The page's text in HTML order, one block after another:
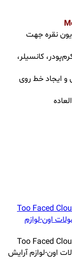
یون نقره جهت
کانسیلر،
و ایجاد خط روی